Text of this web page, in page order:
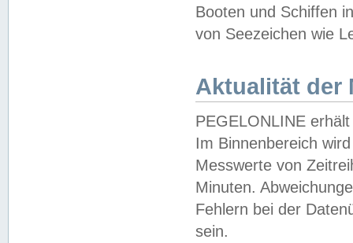
Booten und Schiffen
von Seezeichen wie
Aktualität der
PEGELONLINE
Im Binnenbereich
Messwerte von
Minuten.
Fehlern bei der
sein.